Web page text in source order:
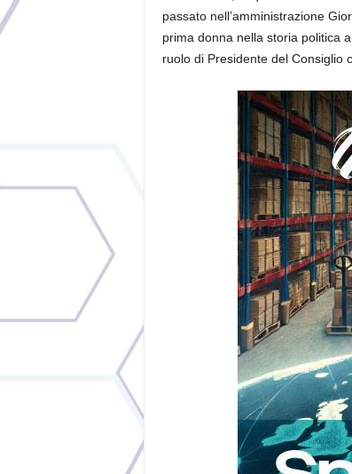
passato nell’amministrazione
prima donna nella storia politica
ruolo di Presidente del Consiglio